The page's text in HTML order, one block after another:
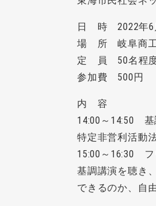
日 時 2022年6
場 所 岐阜商工
定 員 50名程
参加費 500円
内 容
14:00～14:50 基
特定非営利活動
15:00～16:30
基調講演を聴き
できるのか、自